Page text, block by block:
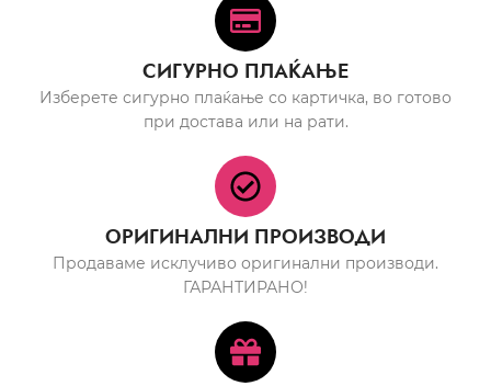
СИГУРНО ПЛАЌАЊЕ
Изберете сигурно плаќање со картичка, во готово
при достава или на рати.
ОРИГИНАЛНИ ПРОИЗВОДИ
Продаваме исклучиво оригинални производи.
ГАРАНТИРАНО!